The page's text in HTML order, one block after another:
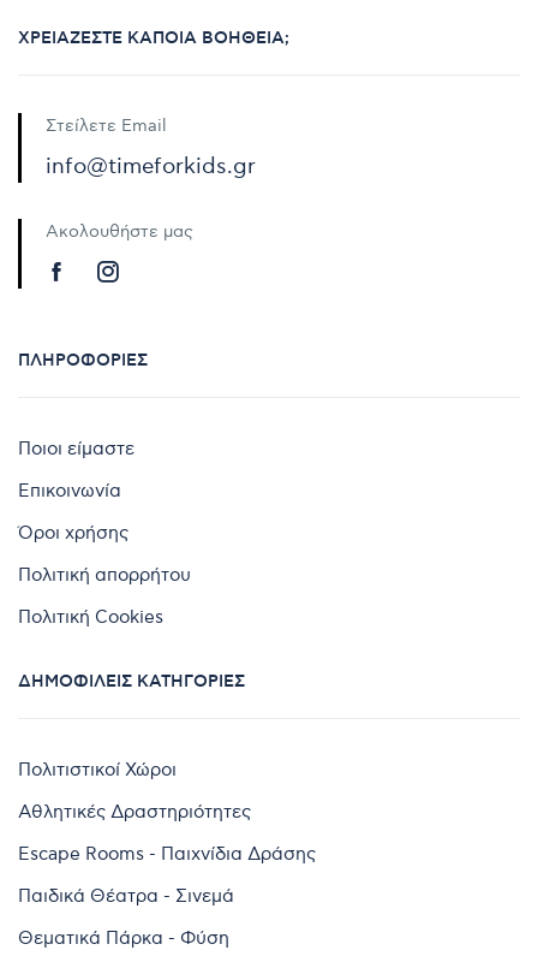
ΧΡΕΙΆΖΕΣΤΕ ΚΆΠΟΙΑ ΒΟΉΘΕΙΑ;
Στείλετε Email
info@timeforkids.gr
Ακολουθήστε μας
ΠΛΗΡΟΦΟΡΊΕΣ
Ποιοι είμαστε
Επικοινωνία
Όροι χρήσης
Πολιτική απορρήτου
Πολιτική Cookies
ΔΗΜΟΦΙΛΕΊΣ ΚΑΤΗΓΟΡΊΕΣ
Πολιτιστικοί Χώροι
Αθλητικές Δραστηριότητες
Escape Rooms - Παιχνίδια Δράσης
Παιδικά Θέατρα - Σινεμά
Θεματικά Πάρκα - Φύση